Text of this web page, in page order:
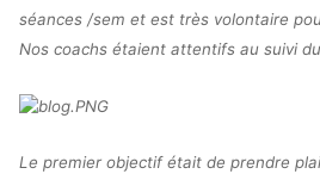
séances /sem et est très volontaire
Nos coachs étaient attentifs au suivi
Le premier objectif était de prendre